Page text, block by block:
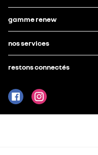
gamme renew
nos services
restons connectés